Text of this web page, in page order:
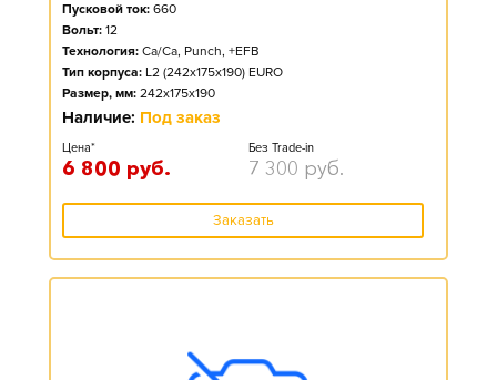
Пусковой ток: 660
Вольт: 12
Технология: Ca/Ca, Punch, +EFB
Тип корпуса: L2 (242x175x190) EURO
Размер, мм: 242x175x190
Наличие: Под заказ
Цена*
6 800 руб.
Без Trade-in
7 300 руб.
Заказать